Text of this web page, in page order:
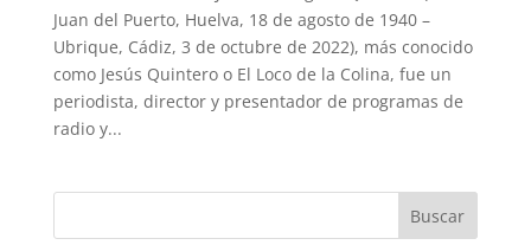
Juan del Puerto, Huelva, 18 de agosto de 1940 –
Ubrique, Cádiz, 3 de octubre de 2022), más conocido
como Jesús Quintero o El Loco de la Colina, fue un
periodista, director y presentador de programas de
radio y...
Buscar